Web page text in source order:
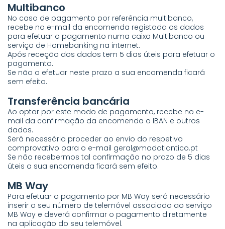
Multibanco
No caso de pagamento por referência multibanco,
recebe no e-mail da encomenda registada os dados
para efetuar o pagamento numa caixa Multibanco ou
serviço de Homebanking na internet.
Após receção dos dados tem 5 dias úteis para efetuar o
pagamento.
Se não o efetuar neste prazo a sua encomenda ficará
sem efeito.
Transferência bancária
Ao optar por este modo de pagamento, recebe no e-
mail da confirmação da encomenda o IBAN e outros
dados.
Será necessário proceder ao envio do respetivo
comprovativo para o e-mail geral@madatlantico.pt
Se não recebermos tal confirmação no prazo de 5 dias
úteis a sua encomenda ficará sem efeito.
MB Way
Para efetuar o pagamento por MB Way será necessário
inserir o seu número de telemóvel associado ao serviço
MB Way e deverá confirmar o pagamento diretamente
na aplicação do seu telemóvel.